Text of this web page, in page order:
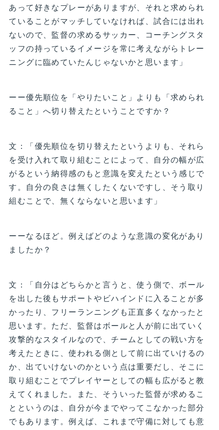
あって好きなプレーがありますが、それと求められ
ていることがマッチしていなければ、試合には出れ
ないので、監督の求めるサッカー、コーチングスタ
ッフの持っているイメージを常に考えながらトレー
ニングに臨めていたんじゃないかと思います」
ーー優先順位を「やりたいこと」よりも「求められ
ること」へ切り替えたということですか？
文：「優先順位を切り替えたというよりも、それら
を受け入れて取り組むことによって、自分の幅が広
がるという納得感のもと意識を変えたという感じで
す。自分の良さは無くしたくないですし、そう取り
組むことで、無くならないと思います」
ーーなるほど。例えばどのような意識の変化があり
ましたか？
文：「自分はどちらかと言うと、使う側で、ボール
を出した後もサポートやビハインドに入ることが多
かったり、フリーランニングも正直多くなかったと
思います。ただ、監督はボールと人が前に出ていく
攻撃的なスタイルなので、チームとしての戦い方を
考えたときに、使われる側として前に出ていけるの
か、出ていけないのかという点は重要だし、そこに
取り組むことでプレイヤーとしての幅も広がると教
えてくれました。また、そういった監督が求めるこ
とというのは、自分が今までやってこなかった部分
でもあります。例えば、これまで守備に対しても意